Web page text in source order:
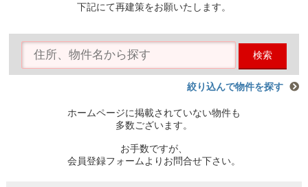
下記にて再建策をお願いたします。
検索
絞り込んで物件を探す
ホームページに掲載されていない物件も
多数ございます。
お手数ですが、
会員登録フォームよりお問合せ下さい。